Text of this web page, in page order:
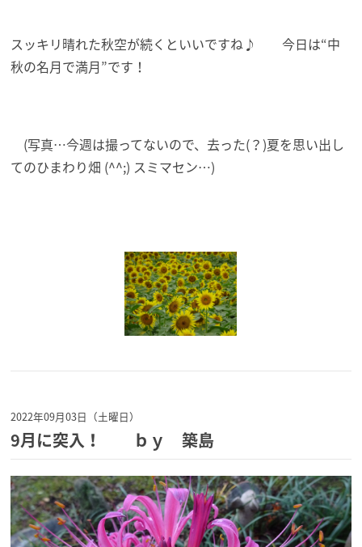
スッキリ晴れた秋空が続くといいですね♪ 今日は“中
秋の名月で満月”です！
(写真…今週は撮ってないので、去った(？)夏を思い出し
てのひまわり畑 (^^;) スミマセン…)
2022年09月03日（土曜日）
9月に突入！ ｂｙ 築島